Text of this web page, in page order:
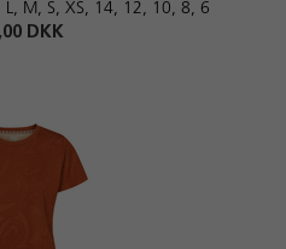
L, M, S, XS, 14, 12, 10, 8, 6
DKK